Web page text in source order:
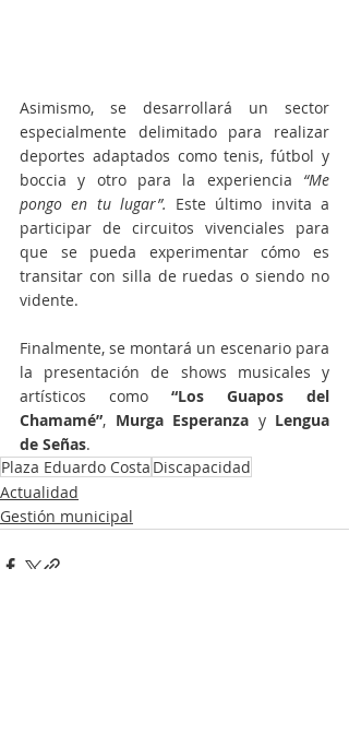
Asimismo, se desarrollará un sector
especialmente delimitado para realizar
deportes adaptados como tenis, fútbol y
boccia y otro para la experiencia “Me
pongo en tu lugar”. Este último invita a
participar de circuitos vivenciales para
que se pueda experimentar cómo es
transitar con silla de ruedas o siendo no
vidente.
Finalmente, se montará un escenario para
la presentación de shows musicales y
artísticos como “Los Guapos del
Chamamé”, Murga Esperanza y Lengua
de Señas.
Plaza Eduardo Costa Discapacidad
Actualidad
Gestión municipal